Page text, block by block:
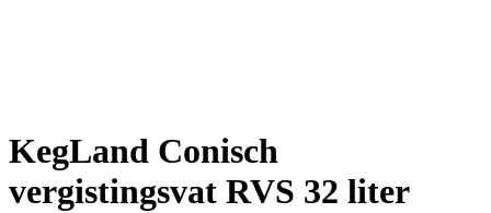
KegLand Conisch
vergistingsvat RVS 32 liter